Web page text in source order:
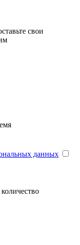
свои
данных